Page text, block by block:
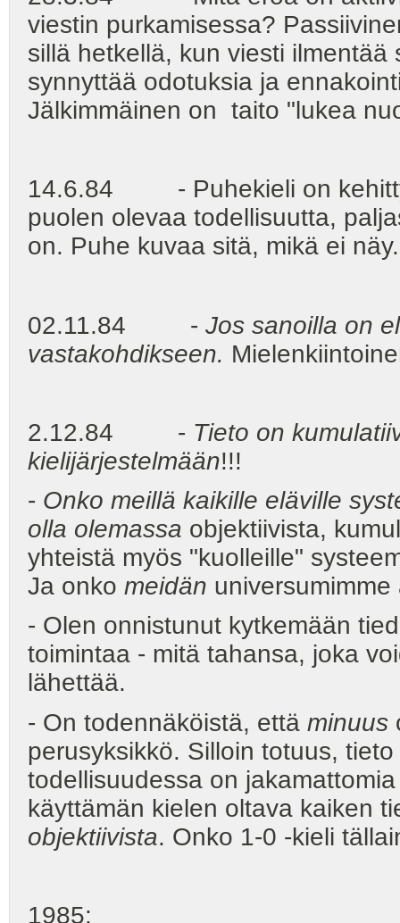
viestin purkamisessa?
sillä hetkellä, kun viesti
synnyttää odotuksia ja
Jälkimmäinen on taito "lukea
14.6.84 - Puhekieli on
puolen olevaa todellisuutta,
on. Puhe kuvaa sitä, mikä ei näy.
02.11.84 - Jos sanoilla on
vastakohdikseen.
2.12.84 - Tieto on
kielijärjestelmään!!!
- Onko meillä kaikille eläville
olla olemassa objektiivista,
yhteistä myös "kuolleille"
Ja onko meidän
- Olen onnistunut kytkemään
toimintaa - mitä tahansa, joka
lähettää.
- On todennäköistä, että minuus
perusyksikkö. Silloin totuus,
todellisuudessa on
käyttämän kielen oltava kaiken
objektiivista. Onko 1-0 -kieli
1985: